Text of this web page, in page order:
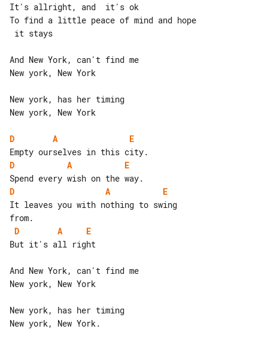
It's allright, and  it's ok
To find a little peace of mind and hope
And New York, can't find me
New york, New York
New york, has her timing
New york, New York
D A
E
D
A
E
D
A
E
It leaves you with nothing to swing
D
A
E
But it's all right
And New York, can't find me
New york, New York
New york, has her timing